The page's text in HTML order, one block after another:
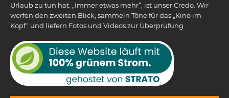
Urlaub zu tun hat. „Immer etwas mehr“, ist unser Credo. Wir
werfen den zweiten Blick, sammeln Töne für das „Kino im
Kopf“ und liefern Fotos und Videos zur Überprüfung.